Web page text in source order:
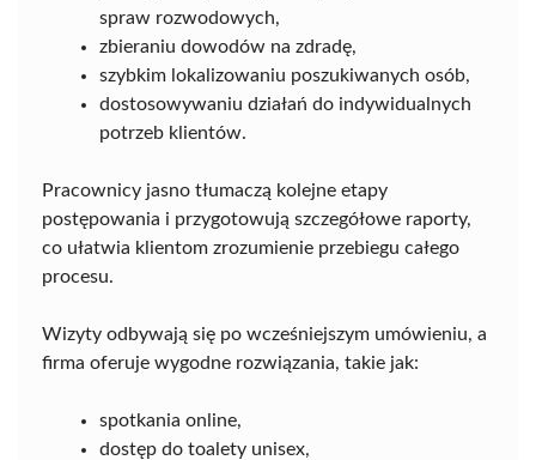
spraw rozwodowych,
zbieraniu dowodów na zdradę,
szybkim lokalizowaniu poszukiwanych osób,
dostosowywaniu działań do indywidualnych
potrzeb klientów.
Pracownicy jasno tłumaczą kolejne etapy
postępowania i przygotowują szczegółowe raporty,
co ułatwia klientom zrozumienie przebiegu całego
procesu.
Wizyty odbywają się po wcześniejszym umówieniu, a
firma oferuje wygodne rozwiązania, takie jak:
spotkania online,
dostęp do toalety unisex,